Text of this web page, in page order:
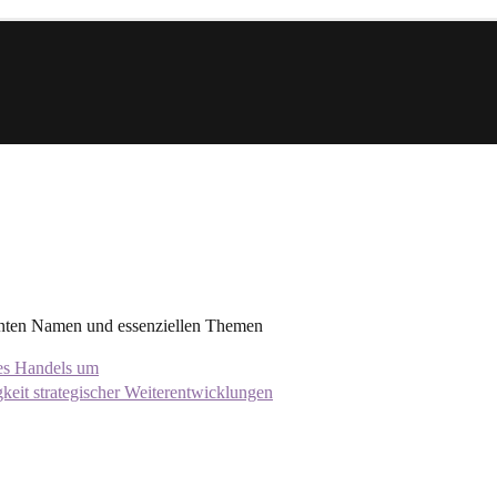
Die Sommer-
und
Namen und essenziellen Themen
Handels um
strategischer Weiterentwicklungen